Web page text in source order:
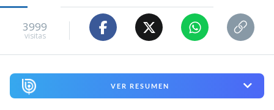
3999
visitas
VER RESUMEN